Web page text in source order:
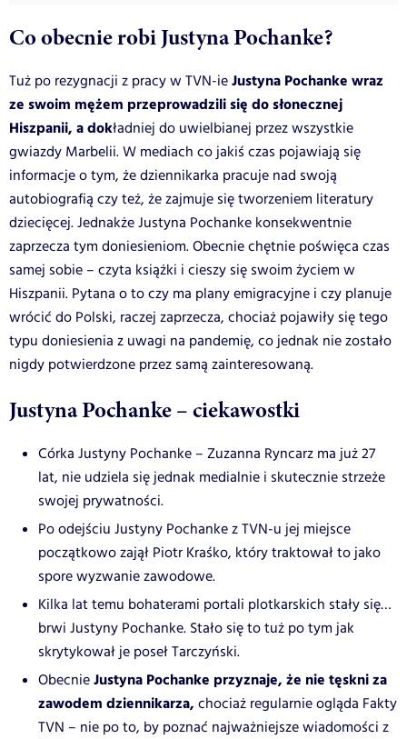
Co obecnie robi Justyna Pochanke?
Tuż po rezygnacji z pracy w TVN-ieJustyna Pochanke wraz
ze swoim mężem przeprowadzili się do słonecznej
Hiszpanii, a dokładniej do uwielbianej przez wszystkie
gwiazdy Marbelii. W mediach co jakiś czas pojawiają się
informacje o tym, że dziennikarka pracuje nad swoją
autobiografią czy też, że zajmuje się tworzeniem literatury
dziecięcej. Jednakże Justyna Pochanke konsekwentnie
zaprzecza tym doniesieniom. Obecnie chętnie poświęca czas
samej sobie – czyta książki i cieszy się swoim życiem w
Hiszpanii. Pytana o to czy ma plany emigracyjne i czy planuje
wrócić do Polski, raczej zaprzecza, chociaż pojawiły się tego
typu doniesienia z uwagi na pandemię, co jednak nie zostało
nigdy potwierdzone przez samą zainteresowaną.
Justyna Pochanke – ciekawostki
Córka Justyny Pochanke – Zuzanna Ryncarz ma już 27
lat, nie udziela się jednak medialnie i skutecznie strzeże
swojej prywatności.
Po odejściu Justyny Pochanke z TVN-u jej miejsce
początkowo zajął Piotr Kraśko, który traktował to jako
spore wyzwanie zawodowe.
Kilka lat temu bohaterami portali plotkarskich stały się…
brwi Justyny Pochanke. Stało się to tuż po tym jak
skrytykował je poseł Tarczyński.
ObecnieJustyna Pochanke przyznaje, że nie tęskni za
zawodem dziennikarza, chociaż regularnie ogląda Fakty
TVN – nie po to, by poznać najważniejsze wiadomości z